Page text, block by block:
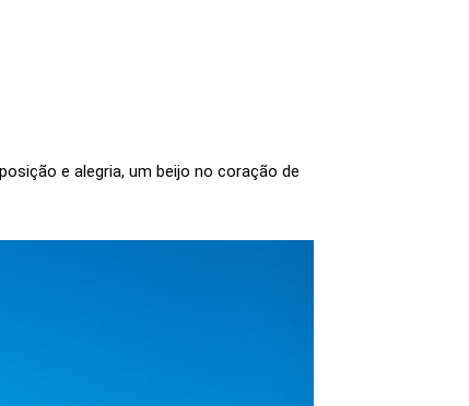
e alegria, um beijo no coração de